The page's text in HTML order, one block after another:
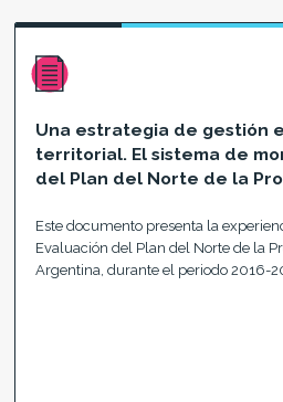
Una estrategia de gestión
territorial. El sistema de
del Plan del Norte de la
Este documento presenta la
Evaluación del Plan del Norte de la
Argentina, durante el periodo 2016-